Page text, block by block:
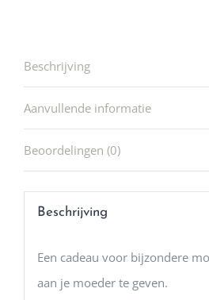
Beschrijving
Aanvullende informatie
Beoordelingen (0)
Beschrijving
Een cadeau voor bijzondere
aan je moeder te geven.